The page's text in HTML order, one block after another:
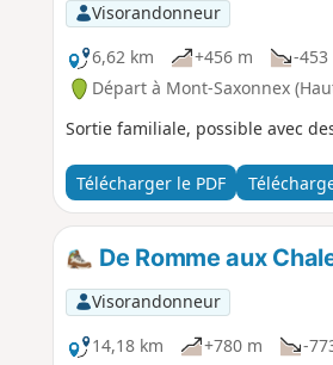
Visorandonneur
6,62 km
+456 m -453
Départ à Mont-Saxonnex
Sortie familiale, possible avec
Télécharger le PDF
De Romme aux
Visorandonneur
14,18 km
+780 m -